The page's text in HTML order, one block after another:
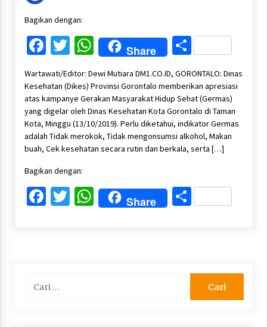
Bagikan dengan:
Facebook
Twitter
WhatsApp
Share Share
Wartawati/Editor: Dewi Mutiara DM1.CO.ID, GORONTALO: Dinas
Kesehatan (Dikes) Provinsi Gorontalo memberikan apresiasi
atas kampanye Gerakan Masyarakat Hidup Sehat (Germas)
yang digelar oleh Dinas Kesehatan Kota Gorontalo di Taman
Kota, Minggu (13/10/2019). Perlu diketahui, indikator Germas
adalah Tidak merokok, Tidak mengonsumsi alkohol, Makan
buah, Cek kesehatan secara rutin dan berkala, serta […]
Bagikan dengan:
Facebook
Twitter
WhatsApp
Share Share
untuk: